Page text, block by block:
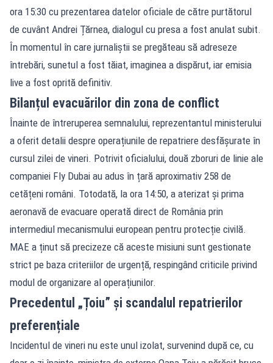
ora 15:30 cu prezentarea datelor oficiale de către purtătorul
de cuvânt Andrei Țărnea, dialogul cu presa a fost anulat subit.
În momentul în care jurnaliștii se pregăteau să adreseze
întrebări, sunetul a fost tăiat, imaginea a dispărut, iar emisia
live a fost oprită definitiv.
Bilanțul evacuărilor din zona de conflict
Înainte de întreruperea semnalului, reprezentantul ministerului
a oferit detalii despre operațiunile de repatriere desfășurate în
cursul zilei de vineri. Potrivit oficialului, două zboruri de linie ale
companiei Fly Dubai au adus în țară aproximativ 258 de
cetățeni români. Totodată, la ora 14:50, a aterizat și prima
aeronavă de evacuare operată direct de România prin
intermediul mecanismului european pentru protecție civilă.
MAE a ținut să precizeze că aceste misiuni sunt gestionate
strict pe baza criteriilor de urgență, respingând criticile privind
modul de organizare al operațiunilor.
Precedentul „Țoiu” și scandalul repatrierilor
preferențiale
Incidentul de vineri nu este unul izolat, survenind după ce, cu